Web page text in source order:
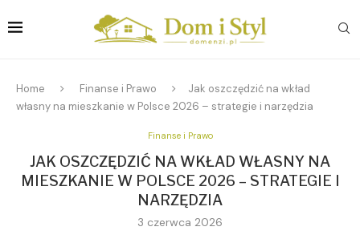
Home Finanse i Prawo
Jak oszczędzić na wkład
własny na mieszkanie w Polsce 2026 – strategie i narzędzia
Finanse i Prawo
JAK OSZCZĘDZIĆ NA WKŁAD WŁASNY NA
MIESZKANIE W POLSCE 2026 – STRATEGIE I
NARZĘDZIA
3 czerwca 2026